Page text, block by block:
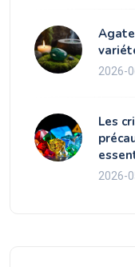
2026-
Les
2026-